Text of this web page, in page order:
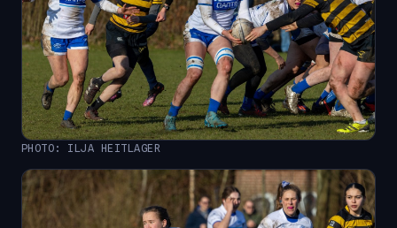
PHOTO: ILJA HEITLAGER